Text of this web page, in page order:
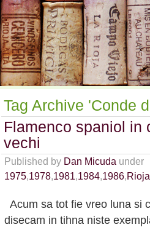
Tag Archive 'Conde
Flamenco spaniol
vechi
Published by Dan Micuda under
1975,1978,1981,1984,1986,Rioja
Acum sa tot fie vreo luna si
disecam in tihna niste